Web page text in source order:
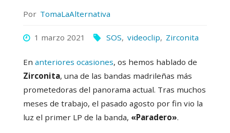
Por TomaLaAlternativa
1 marzo 2021 SOS, videoclip, Zirconita
En anteriores ocasiones, os hemos hablado de
Zirconita, una de las bandas madrileñas más
prometedoras del panorama actual. Tras muchos
meses de trabajo, el pasado agosto por fin vio la
luz el primer LP de la banda, «Paradero».